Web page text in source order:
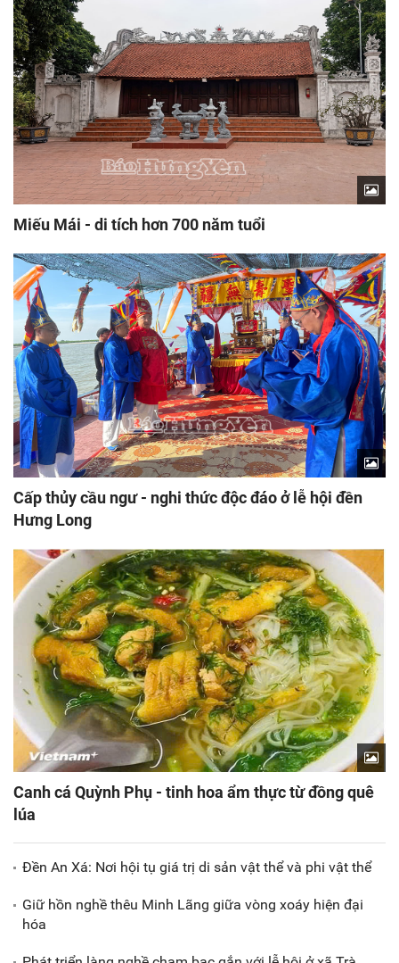
Miếu Mái - di tích hơn 700 năm tuổi
Cấp thủy cầu ngư - nghi thức độc đáo ở lễ hội đền
Hưng Long
Canh cá Quỳnh Phụ - tinh hoa ẩm thực từ đồng quê
lúa
Đền An Xá: Nơi hội tụ giá trị di sản vật thể và phi vật thể
Giữ hồn nghề thêu Minh Lãng giữa vòng xoáy hiện đại
hóa